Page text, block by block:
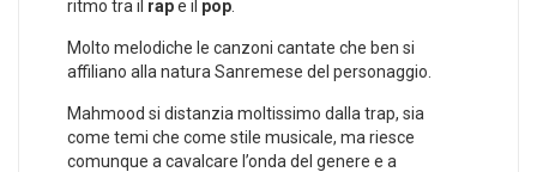
ritmo tra il rape il pop
Molto melodiche le canzoni cantate che ben si
affiliano alla natura Sanremese del personaggio.
Mahmood si distanzia moltissimo dalla trap, sia
come temi che come stile musicale, ma riesce
comunque a cavalcare l’onda del genere e a